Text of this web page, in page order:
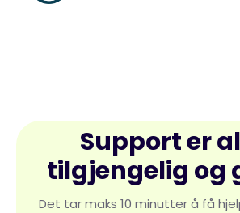
Support er
tilgjengelig og
Det tar maks 10 minutter å få